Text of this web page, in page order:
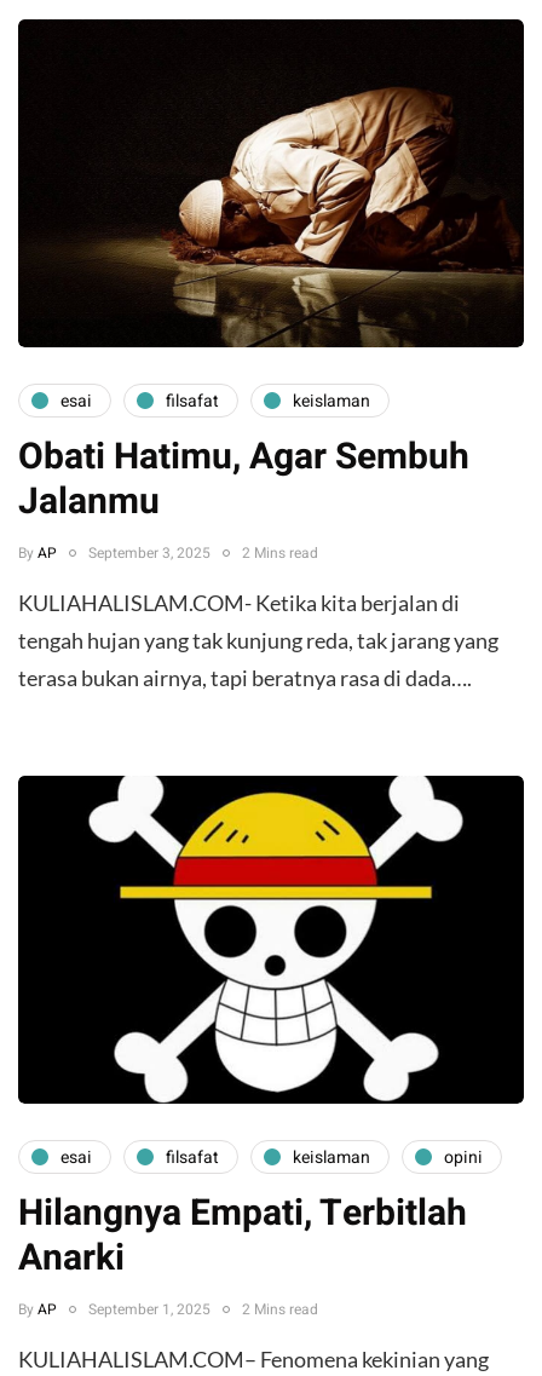
esai filsafat keislaman
Obati Hatimu, Agar Sembuh
Jalanmu
By AP September 3, 2025 2 Mins read
KULIAHALISLAM.COM- Ketika kita berjalan di
tengah hujan yang tak kunjung reda, tak jarang yang
terasa bukan airnya, tapi beratnya rasa di dada….
esai filsafat keislaman opini
Hilangnya Empati, Terbitlah
Anarki
By AP September 1, 2025 2 Mins read
KULIAHALISLAM.COM– Fenomena kekinian yang